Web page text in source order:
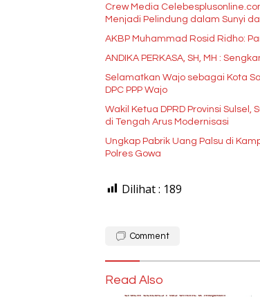
Crew Media
Menjadi Pelindung dalam Sunyi
AKBP Muhammad Rosid Ridho:
ANDIKA PERKASA, SH, MH :
Selamatkan Wajo sebagai Kota Santri* Oleh : *Sufriadi Arif,. S.Pdi,. M.Si.(Wakil Ketua DPRD
DPC PPP Wajo
Wakil Ketua DPRD Provinsi
di Tengah Arus Modernisasi
Ungkap Pabrik Uang Palsu di
Polres Gowa
Dilihat : 189
Comment
Read Also